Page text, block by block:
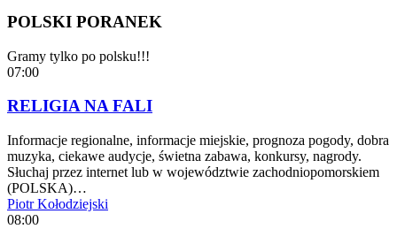
POLSKI PORANEK
Gramy tylko po polsku!!!
07:00
RELIGIA NA FALI
Informacje regionalne, informacje miejskie, prognoza pogody, dobra
muzyka, ciekawe audycje, świetna zabawa, konkursy, nagrody.
Słuchaj przez internet lub w województwie zachodniopomorskiem
(POLSKA)…
Piotr Kołodziejski
08:00